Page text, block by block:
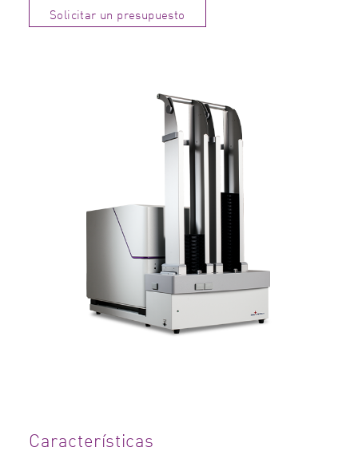
Solicitar un presupuesto
Características